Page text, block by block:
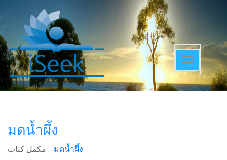
Toggle
navigation
มดน้ำผึ้ง
مکمل کتاب : มดน้ำผึ้ง